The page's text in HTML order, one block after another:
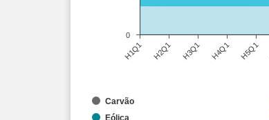
Carvão
Eólica
H1Q1 H2Q1 H3Q1 H4Q1 H5Q1
0